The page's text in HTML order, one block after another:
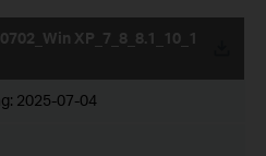
XP_7_8_8.1_10_1
2025-07-04